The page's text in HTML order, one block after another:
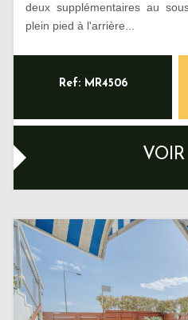
deux supplémentaires au
plein pied à l'arrière...
Ref: MR4506
VOIR